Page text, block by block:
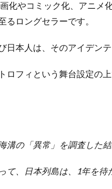
化やコミック化、アニメ
るロングセラーです。
日本人は、そのアイデン
ロフィという舞台設定の
溝の「異常」を調査した
て、日本列島は、1年を